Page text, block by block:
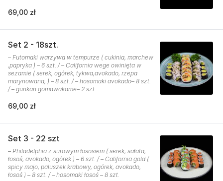
69,00 zł
Set 2 - 18szt.
– Futomaki warzywa w tempurze ( cukinia, marchew
,papryka ) – 6 szt. / – California wege owinięta w
sezamie ( serek, ogórek, tykwa,avokado, rzepa
marynowana, ) – 8 szt. / – hosomaki avokado– 8 szt.
/ – gunkan gomawakame– 2 szt.
69,00 zł
Set 3 - 22 szt
– Philadelphia z surowym łososiem ( serek, sałata,
łosoś, avokado, ogórek ) – 6 szt. / – California gold (
spicy majo, paluszek krabowy, ogórek, avokado,
łosoś ) – 8 szt. / – hosomaki łosoś – 8 szt.